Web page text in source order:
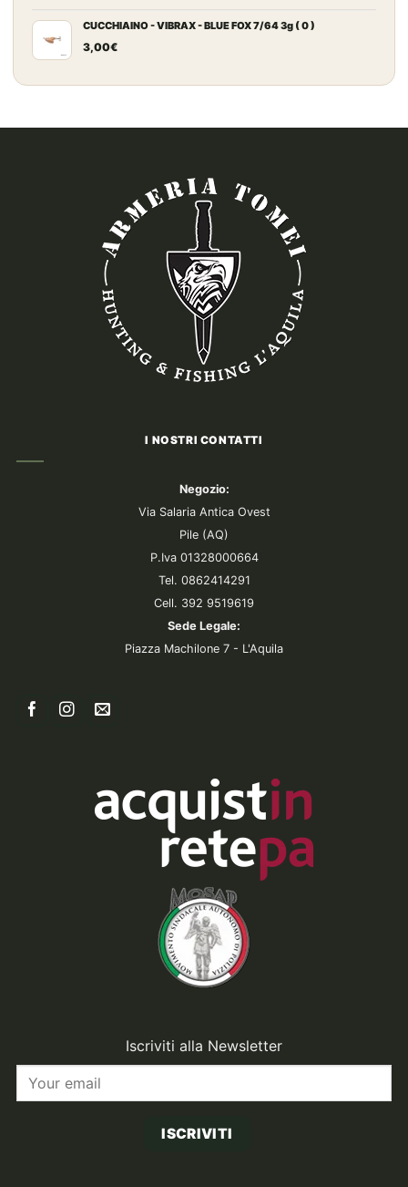
CUCCHIAINO - VIBRAX - BLUE FOX 7/64 3g ( 0 )
3,00€
I NOSTRI CONTATTI
Negozio:
Via Salaria Antica Ovest
Pile (AQ)
P.Iva 01328000664
Tel. 0862414291
Cell. 392 9519619
Sede Legale:
Piazza Machilone 7 - L'Aquila
Iscriviti alla Newsletter
ISCRIVITI